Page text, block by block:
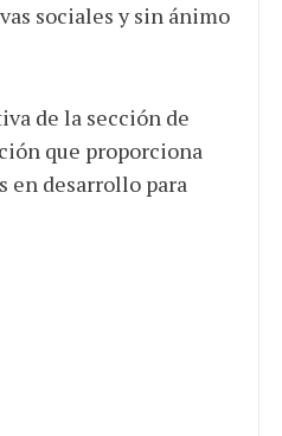
sociales y sin ánimo
de la sección de
que proporciona
en desarrollo para